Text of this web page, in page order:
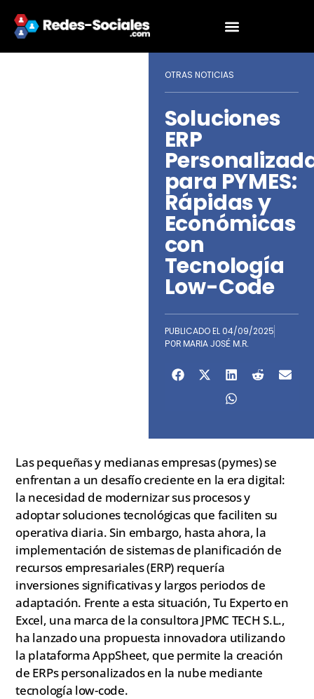
OTRAS NOTICIAS
Soluciones
ERP
para PYMES:
Rápidas y
Económicas
con
Tecnología
Low-Code
PUBLICADO EL 04/09/2025
POR MARIA JOSÉ M.R.
Las pequeñas y medianas empresas (pymes) se
enfrentan a un desafío creciente en la era digital:
la necesidad de modernizar sus procesos y
adoptar soluciones tecnológicas que faciliten su
operativa diaria. Sin embargo, hasta ahora, la
implementación de sistemas de planificación de
recursos empresariales (ERP) requería
inversiones significativas y largos periodos de
adaptación. Frente a esta situación, Tu Experto en
Excel, una marca de la consultora JPMC TECH S.L.,
ha lanzado una propuesta innovadora utilizando
la plataforma AppSheet, que permite la creación
de ERPs personalizados en la nube mediante
tecnología low-code.